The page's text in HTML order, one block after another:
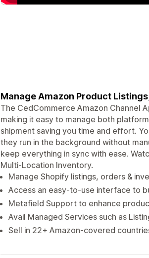
Manage Amazon Product
The CedCommerce Amazon Channel
making it easy to manage both
shipment saving you time and effort.
they run in the background without
keep everything in sync with ease.
Multi-Location Inventory.
Manage Shopify listings, orders &
Access an easy-to-use interface to
Metafield Support to enhance
Avail Managed Services such as
Sell in 22+ Amazon-covered